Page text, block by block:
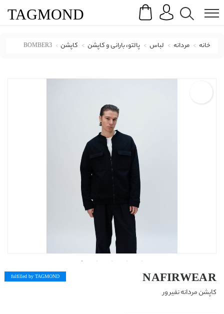
Search
TAGMOND
خانه مردانه لباس پالتو، بارانی و کاپشن کاپشن BOMBER3
NAFIRWEAR
کاپشن مردانه نفیر ور
fulfilled by TAGMOND